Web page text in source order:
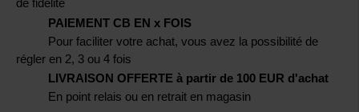
de fidélité
PAIEMENT CB EN x FOIS
Pour faciliter votre achat, vous avez la possibilité de
régler en 2, 3 ou 4 fois
LIVRAISON OFFERTE à partir de 100 EUR d'achat
En point relais ou en retrait en magasin